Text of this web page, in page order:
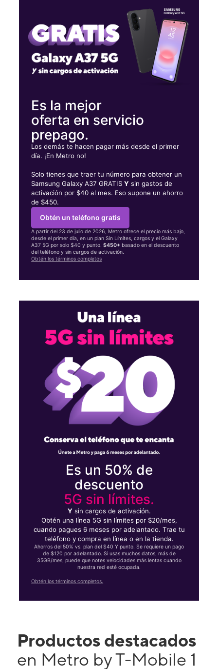
1 Mansfield Ave Suite C Mansfield, MA 02048
Es la mejor
oferta en servicio
prepago.
Los demás te hacen pagar más desde el primer
día. ¡En Metro no!
Solo tienes que traer tu número para obtener un
Samsung Galaxy A37 GRATISY sin gastos de
activación por $40 al mes. Eso supone un ahorro
de $450.
Obtén un teléfono gratis
A partir del 23 de julio de 2026, Metro ofrece el precio más bajo,
desde el primer día, en un plan Sin Límites, cargos y el Galaxy
A37 5G por solo $40 y punto.$450+ basado en el descuento
del teléfono y sin cargos de activación.
Obtén los términos completos
Es un 50% de
descuento
5G sin límites.
Ysin cargos de activación.
Obtén una línea 5G sin límites por $20/mes,
cuando pagues 6 meses por adelantado. Trae tu
teléfono y compra en línea o en la tienda.
Ahorros del 50% vs. plan del $40 Y punto. Se requiere un pago
de $120 por adelantado. Si usas muchos datos, más de
35GB/mes, puede que notes velocidades más lentas cuando
nuestra red esté ocupada.
Obtén los términos completos.
Productos destacados
en Metro by T-Mobile 1